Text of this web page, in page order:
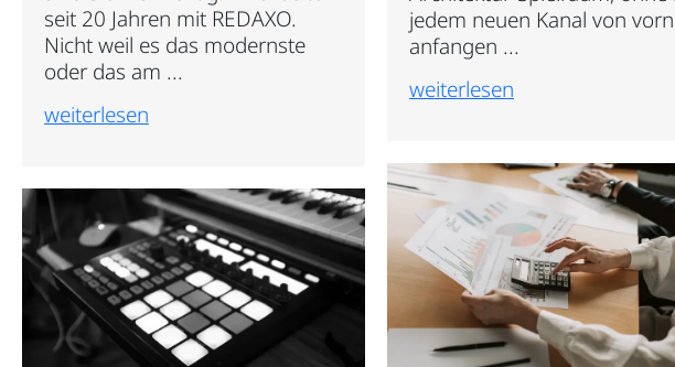
jedem neuen Kanal von
anfangen ...
weiterlesen
seit 20 Jahren mit REDAXO.
Nicht weil es das modernste
oder das am ...
weiterlesen